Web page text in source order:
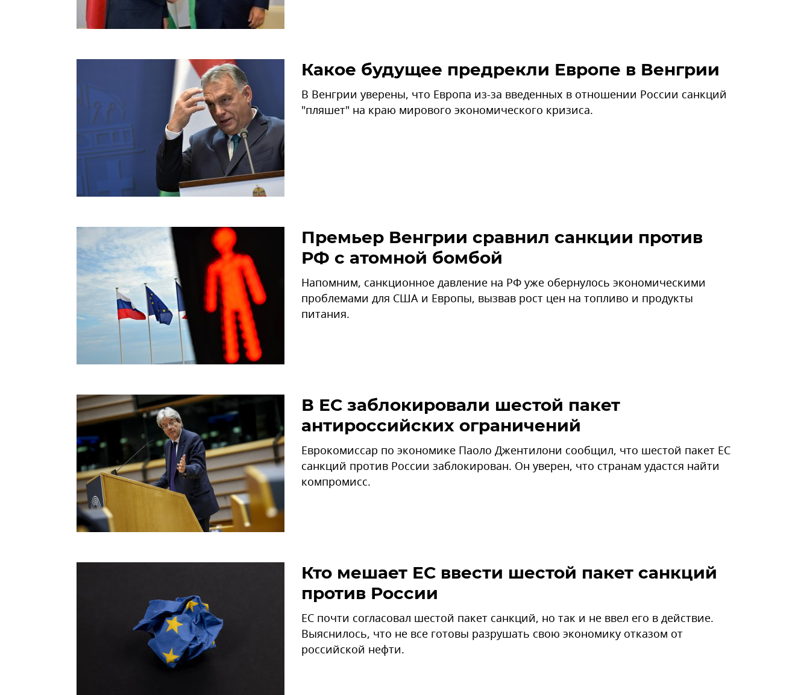
Какое будущее предрекли Европе в Венгрии
В Венгрии уверены, что Европа из-за введенных в отношении России санкций
"пляшет" на краю мирового экономического кризиса.
Премьер Венгрии сравнил санкции против
РФ с атомной бомбой
Напомним, санкционное давление на РФ уже обернулось экономическими
проблемами для США и Европы, вызвав рост цен на топливо и продукты
питания.
В ЕС заблокировали шестой пакет
антироссийских ограничений
Еврокомиссар по экономике Паоло Джентилони сообщил, что шестой пакет ЕС
санкций против России заблокирован. Он уверен, что странам удастся найти
компромисс.
Кто мешает ЕС ввести шестой пакет санкций
против России
ЕС почти согласовал шестой пакет санкций, но так и не ввел его в действие.
Выяснилось, что не все готовы разрушать свою экономику отказом от
российской нефти.